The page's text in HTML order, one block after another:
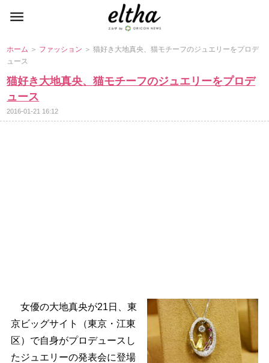
ホーム ＞ ファッション ＞ 猫好き大地真央、猫モチーフのジュエリーをプロデ
ュース
猫好き大地真央、猫モチーフのジュエリーをプロデ
ュース
2016-01-21 16:12
女優の大地真央が21日、東
京ビッグサイト（東京・江東
区）で自身がプロデュースし
たジュエリーの発表会に登場